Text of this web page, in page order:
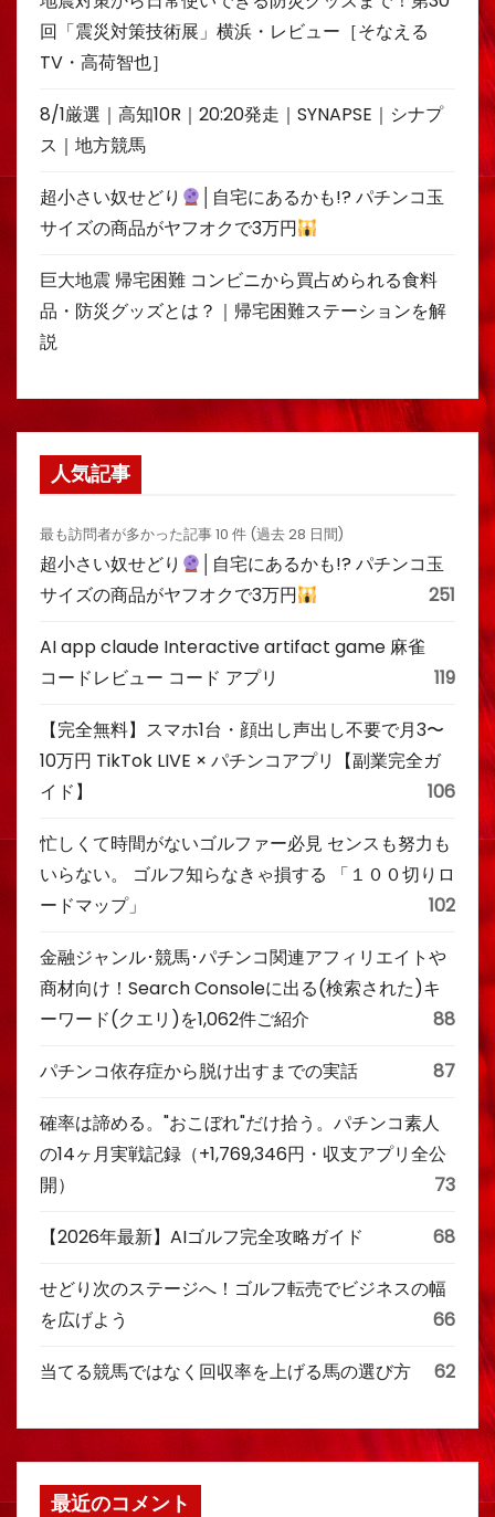
回「震災対策技術展」横浜・レビュー［そなえる
TV・高荷智也］
8/1厳選｜高知10R｜20:20発走｜SYNAPSE｜シナプ
ス｜地方競馬
超小さい奴せどり
│自宅にあるかも!? パチンコ玉
サイズの商品がヤフオクで3万円
巨大地震 帰宅困難 コンビニから買占められる食料
品・防災グッズとは？｜帰宅困難ステーションを解
説
人気記事
最も訪問者が多かった記事 10 件 (過去 28 日間)
超小さい奴せどり
│自宅にあるかも!? パチンコ玉
サイズの商品がヤフオクで3万円
251
AI app claude Interactive artifact game 麻雀
コードレビュー コード アプリ
119
【完全無料】スマホ1台・顔出し声出し不要で月3〜
10万円 TikTok LIVE × パチンコアプリ【副業完全ガ
イド】
106
忙しくて時間がないゴルファー必見 センスも努力も
いらない。 ゴルフ知らなきゃ損する 「１００切りロ
ードマップ」
102
金融ジャンル･競馬･パチンコ関連アフィリエイトや
商材向け！Search Consoleに出る(検索された)キ
ーワード(クエリ)を1,062件ご紹介
88
パチンコ依存症から脱け出すまでの実話 87
確率は諦める。"おこぼれ"だけ拾う。パチンコ素人
の14ヶ月実戦記録（+1,769,346円・収支アプリ全公
開）
73
【2026年最新】AIゴルフ完全攻略ガイド 68
せどり次のステージへ！ゴルフ転売でビジネスの幅
を広げよう
66
当てる競馬ではなく回収率を上げる馬の選び方 62
最近のコメント